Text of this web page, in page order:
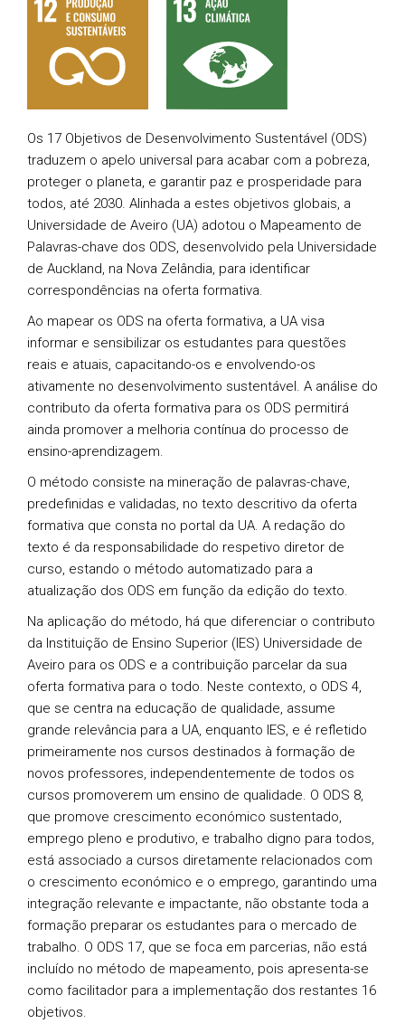
Os 17 Objetivos de Desenvolvimento Sustentável (ODS)
traduzem o apelo universal para acabar com a pobreza,
proteger o planeta, e garantir paz e prosperidade para
todos, até 2030. Alinhada a estes objetivos globais, a
Universidade de Aveiro (UA) adotou o Mapeamento de
Palavras-chave dos ODS, desenvolvido pela Universidade
de Auckland, na Nova Zelândia, para identificar
correspondências na oferta formativa.
Ao mapear os ODS na oferta formativa, a UA visa
informar e sensibilizar os estudantes para questões
reais e atuais, capacitando-os e envolvendo-os
ativamente no desenvolvimento sustentável. A análise do
contributo da oferta formativa para os ODS permitirá
ainda promover a melhoria contínua do processo de
ensino-aprendizagem.
O método consiste na mineração de palavras-chave,
predefinidas e validadas, no texto descritivo da oferta
formativa que consta no portal da UA. A redação do
texto é da responsabilidade do respetivo diretor de
curso, estando o método automatizado para a
atualização dos ODS em função da edição do texto.
Na aplicação do método, há que diferenciar o contributo
da Instituição de Ensino Superior (IES) Universidade de
Aveiro para os ODS e a contribuição parcelar da sua
oferta formativa para o todo. Neste contexto, o ODS 4,
que se centra na educação de qualidade, assume
grande relevância para a UA, enquanto IES, e é refletido
primeiramente nos cursos destinados à formação de
novos professores, independentemente de todos os
cursos promoverem um ensino de qualidade. O ODS 8,
que promove crescimento económico sustentado,
emprego pleno e produtivo, e trabalho digno para todos,
está associado a cursos diretamente relacionados com
o crescimento económico e o emprego, garantindo uma
integração relevante e impactante, não obstante toda a
formação preparar os estudantes para o mercado de
trabalho. O ODS 17, que se foca em parcerias, não está
incluído no método de mapeamento, pois apresenta-se
como facilitador para a implementação dos restantes 16
objetivos.